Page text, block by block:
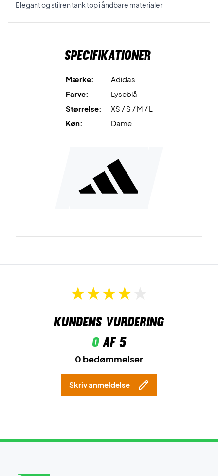
Elegant og stilren tank top i åndbare materialer.
Specifikationer
Mærke:
Adidas
Farve:
Lyseblå
Størrelse:
XS / S / M / L
Køn:
Dame
Kundens vurdering
0af 5
0 bedømmelser
Skriv anmeldelse